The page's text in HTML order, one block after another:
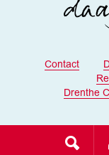
Contact
Drenthe